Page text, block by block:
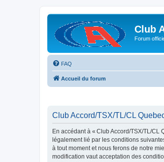
Club
Forum
FAQ
Accueil du forum
Club Accord/TSX/TL/CL
En accédant à « Club Accord/TSX/TL/CL
légalement lié par les conditions
à tout moment et nous ferons de notre
modification vaut acceptation des